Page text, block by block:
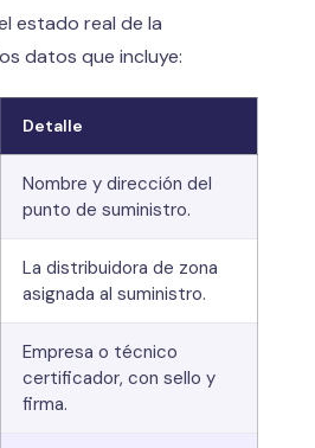
estado real de la
datos que incluye:
Detalle
Nombre y dirección del
punto de suministro.
La distribuidora de zona
asignada al suministro.
Empresa o técnico
certificador, con sello y
firma.